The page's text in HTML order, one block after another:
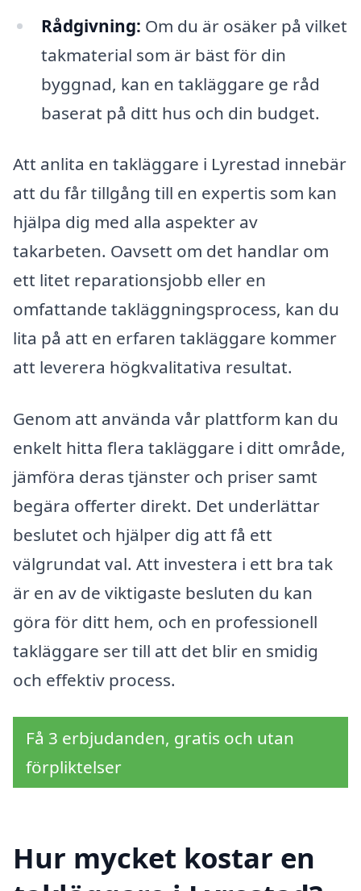
Rådgivning: Om du är osäker på vilket
takmaterial som är bäst för din
byggnad, kan en takläggare ge råd
baserat på ditt hus och din budget.
Att anlita en takläggare i Lyrestad innebär
att du får tillgång till en expertis som kan
hjälpa dig med alla aspekter av
takarbeten. Oavsett om det handlar om
ett litet reparationsjobb eller en
omfattande takläggningsprocess, kan du
lita på att en erfaren takläggare kommer
att leverera högkvalitativa resultat.
Genom att använda vår plattform kan du
enkelt hitta flera takläggare i ditt område,
jämföra deras tjänster och priser samt
begära offerter direkt. Det underlättar
beslutet och hjälper dig att få ett
välgrundat val. Att investera i ett bra tak
är en av de viktigaste besluten du kan
göra för ditt hem, och en professionell
takläggare ser till att det blir en smidig
och effektiv process.
Få 3 erbjudanden, gratis och utan
förpliktelser
Hur mycket kostar en